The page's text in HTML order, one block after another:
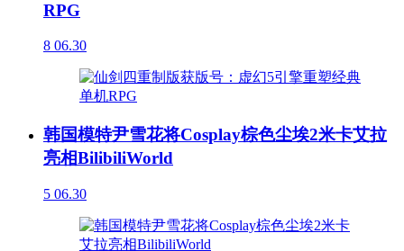
RPG
8 06.30
韩国模特尹雪花将Cosplay棕色尘埃2米卡艾拉
亮相BilibiliWorld
5 06.30